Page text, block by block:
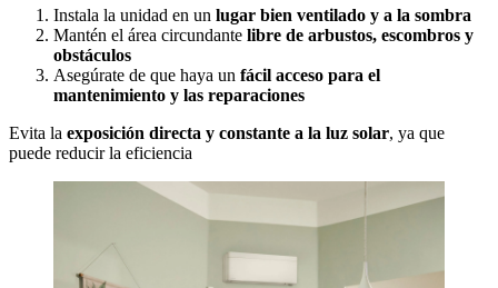
Instala la unidad en un lugar bien ventilado y a la sombra
Mantén el área circundante libre de arbustos, escombros y
obstáculos
Asegúrate de que haya un fácil acceso para el
mantenimiento y las reparaciones
Evita la exposición directa y constante a la luz solar, ya que
puede reducir la eficiencia